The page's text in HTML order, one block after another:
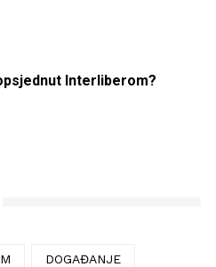
Interliberom?
DOGAĐANJE